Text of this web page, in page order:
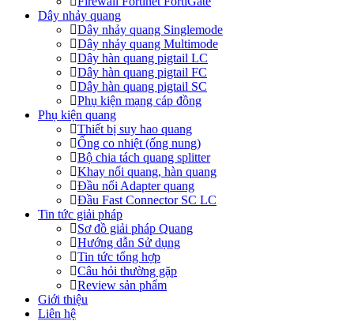
Dây nhảy quang
Dây nhảy quang Singlemode
Dây nhảy quang Multimode
Dây hàn quang pigtail LC
Dây hàn quang pigtail FC
Dây hàn quang pigtail SC
Phụ kiện mạng cáp đồng
Phụ kiện quang
Thiết bị suy hao quang
Ống co nhiệt (ống nung)
Bộ chia tách quang splitter
Khay nối quang, hàn quang
Đầu nối Adapter quang
Đầu Fast Connector SC LC
Tin tức giải pháp
Sơ đồ giải pháp Quang
Hướng dẫn Sử dụng
Tin tức tổng hợp
Câu hỏi thường gặp
Review sản phẩm
Giới thiệu
Liên hệ